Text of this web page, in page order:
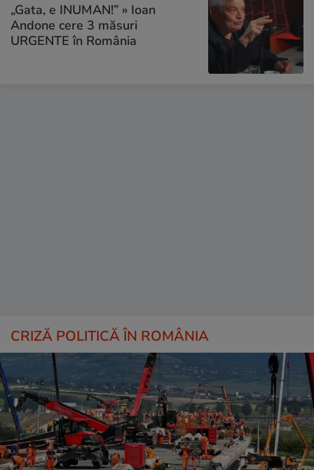
„Gata, e INUMAN!” » Ioan
Andone cere 3 măsuri
URGENTE în România
CRIZĂ POLITICĂ ÎN ROMÂNIA